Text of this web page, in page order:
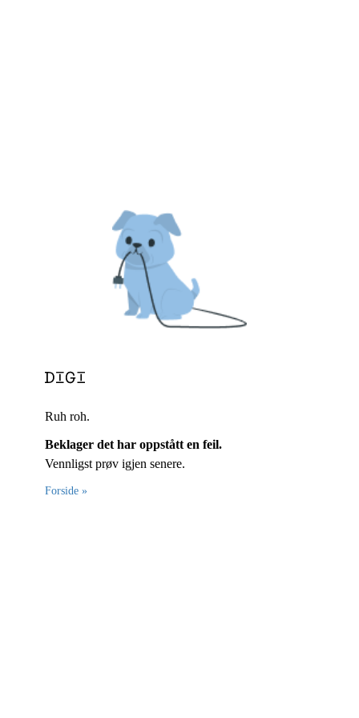
Ruh roh.
Beklager det har oppstått en feil.
Vennligst prøv igjen senere.
Forside »